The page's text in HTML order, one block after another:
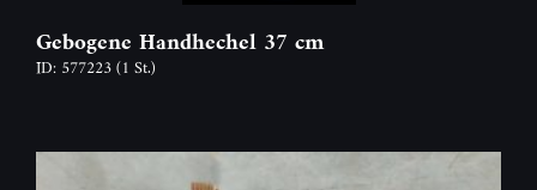
Gebogene Handhechel 37 cm
ID: 577223(1 St.)